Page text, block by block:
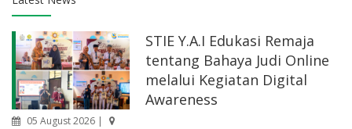
STIE Y.A.I Edukasi Remaja
tentang Bahaya Judi Online
melalui Kegiatan Digital
Awareness
05 August 2026 |